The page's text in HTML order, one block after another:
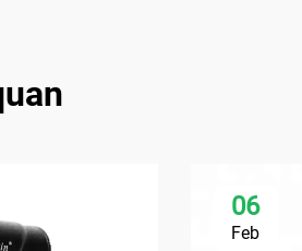
06
Feb